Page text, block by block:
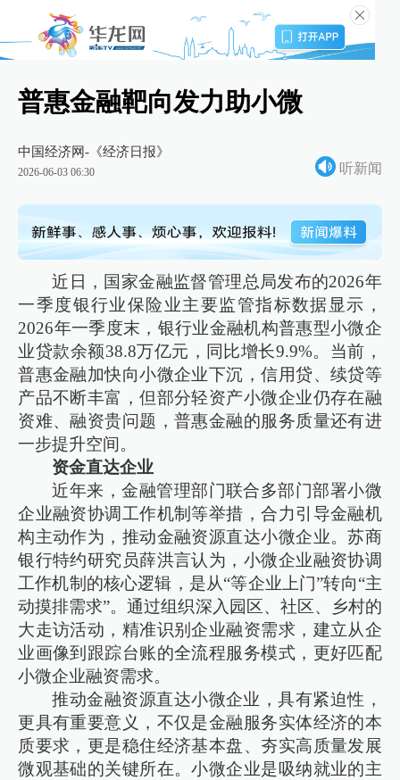
普惠金融靶向发力助小微
中国经济网-《经济日报》
2026-06-03 06:30 听新闻
近日，国家金融监督管理总局发布的2026年
一季度银行业保险业主要监管指标数据显示，
2026年一季度末，银行业金融机构普惠型小微企
业贷款余额38.8万亿元，同比增长9.9%。当前，
普惠金融加快向小微企业下沉，信用贷、续贷等
产品不断丰富，但部分轻资产小微企业仍存在融
资难、融资贵问题，普惠金融的服务质量还有进
一步提升空间。
资金直达企业
近年来，金融管理部门联合多部门部署小微
企业融资协调工作机制等举措，合力引导金融机
构主动作为，推动金融资源直达小微企业。苏商
银行特约研究员薛洪言认为，小微企业融资协调
工作机制的核心逻辑，是从“等企业上门”转向“主
动摸排需求”。通过组织深入园区、社区、乡村的
大走访活动，精准识别企业融资需求，建立从企
业画像到跟踪台账的全流程服务模式，更好匹配
小微企业融资需求。
推动金融资源直达小微企业，具有紧迫性，
更具有重要意义，不仅是金融服务实体经济的本
质要求，更是稳住经济基本盘、夯实高质量发展
微观基础的关键所在。小微企业是吸纳就业的主